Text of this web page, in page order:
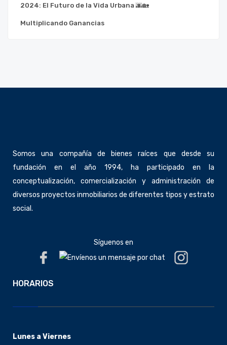
2024: El Futuro de la Vida Urbana 🌆🏡
Multiplicando Ganancias
Somos una compañía de bienes raíces que desde su
fundación en el año 1994, ha participado en la
conceptualización, comercialización y administración de
diversos proyectos inmobiliarios de diferentes tipos y estrato
social.
Síguenos en
HORARIOS
Lunes a Viernes